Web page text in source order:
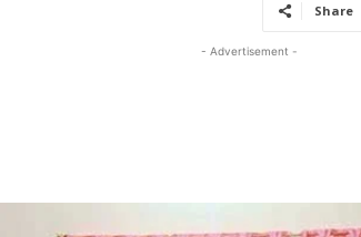
Share
- Advertisement -